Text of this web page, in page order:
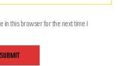
in this browser for the next time I